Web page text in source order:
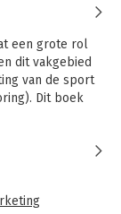
een grote rol
dit vakgebied
van de sport
Dit boek
drukken.
op een
de